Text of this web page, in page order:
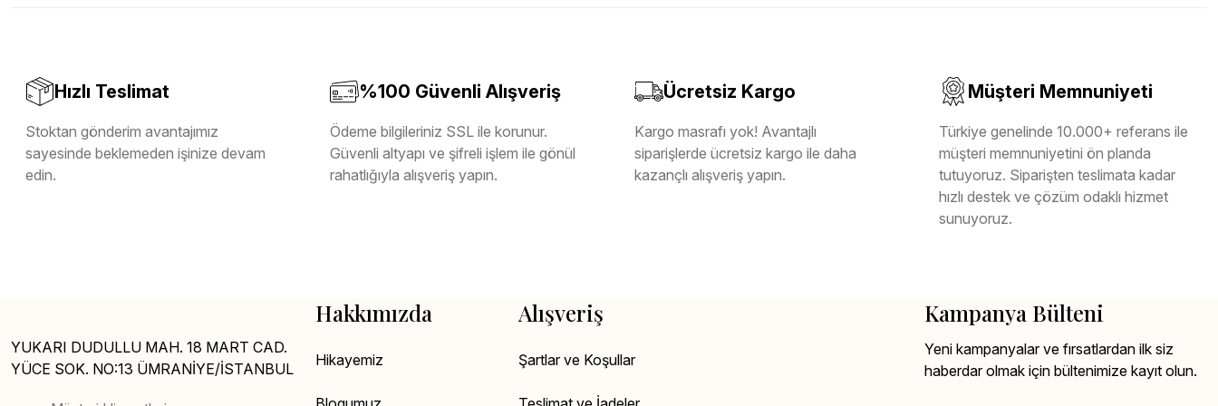
Hızlı Teslimat
Stoktan gönderim avantajımız
sayesinde beklemeden işinize devam
edin.
%100 Güvenli Alışveriş
Ödeme bilgileriniz SSL ile korunur.
Güvenli altyapı ve şifreli işlem ile gönül
rahatlığıyla alışveriş yapın.
Ücretsiz Kargo
Kargo masrafı yok! Avantajlı
siparişlerde ücretsiz kargo ile daha
kazançlı alışveriş yapın.
Müşteri Memnuniyeti
Türkiye genelinde 10.000+ referans ile
müşteri memnuniyetini ön planda
tutuyoruz. Siparişten teslimata kadar
hızlı destek ve çözüm odaklı hizmet
sunuyoruz.
YUKARI DUDULLU MAH. 18 MART CAD.
YÜCE SOK. NO:13 ÜMRANİYE/İSTANBUL
Hakkımızda
Hikayemiz
Alışveriş
Şartlar ve Koşullar
Kampanya Bülteni
Yeni kampanyalar ve fırsatlardan ilk siz
haberdar olmak için bültenimize kayıt olun.